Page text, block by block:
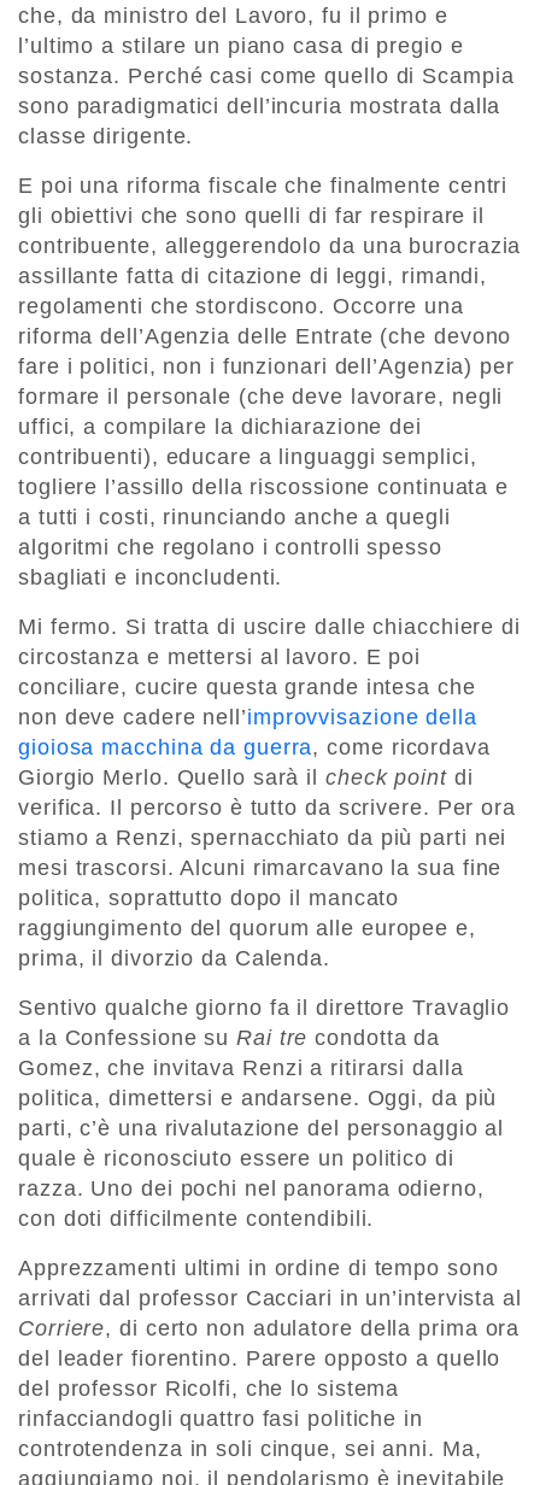
che, da ministro del Lavoro, fu il primo e
l’ultimo a stilare un piano casa di pregio e
sostanza. Perché casi come quello di Scampia
sono paradigmatici dell’incuria mostrata dalla
classe dirigente.
E poi una riforma fiscale che finalmente centri
gli obiettivi che sono quelli di far respirare il
contribuente, alleggerendolo da una burocrazia
assillante fatta di citazione di leggi, rimandi,
regolamenti che stordiscono. Occorre una
riforma dell’Agenzia delle Entrate (che devono
fare i politici, non i funzionari dell’Agenzia) per
formare il personale (che deve lavorare, negli
uffici, a compilare la dichiarazione dei
contribuenti), educare a linguaggi semplici,
togliere l’assillo della riscossione continuata e
a tutti i costi, rinunciando anche a quegli
algoritmi che regolano i controlli spesso
sbagliati e inconcludenti.
Mi fermo. Si tratta di uscire dalle chiacchiere di
circostanza e mettersi al lavoro. E poi
conciliare, cucire questa grande intesa che
non deve cadere nell’improvvisazione della
gioiosa macchina da guerra, come ricordava
Giorgio Merlo. Quello sarà il check pointdi
verifica. Il percorso è tutto da scrivere. Per ora
stiamo a Renzi, spernacchiato da più parti nei
mesi trascorsi. Alcuni rimarcavano la sua fine
politica, soprattutto dopo il mancato
raggiungimento del quorum alle europee e,
prima, il divorzio da Calenda.
Sentivo qualche giorno fa il direttore Travaglio
a la Confessione su Rai tre condotta da
Gomez, che invitava Renzi a ritirarsi dalla
politica, dimettersi e andarsene. Oggi, da più
parti, c’è una rivalutazione del personaggio al
quale è riconosciuto essere un politico di
razza. Uno dei pochi nel panorama odierno,
con doti difficilmente contendibili.
Apprezzamenti ultimi in ordine di tempo sono
arrivati dal professor Cacciari in un’intervista al
Corriere, di certo non adulatore della prima ora
del leader fiorentino. Parere opposto a quello
del professor Ricolfi, che lo sistema
rinfacciandogli quattro fasi politiche in
controtendenza in soli cinque, sei anni. Ma,
aggiungiamo noi, il pendolarismo è inevitabile